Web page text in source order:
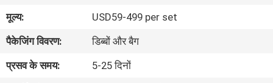
गुणवत्ता
नियंत्रण
मूल्य:
USD59-499 per set
पैकेजिंग विवरण:
डिब्बों और बैग
प्रसव के समय:
5-25 दिनों